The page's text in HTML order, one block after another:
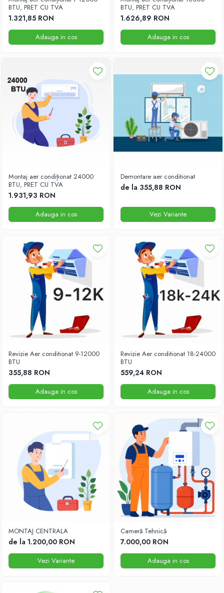
55000 BTU
Telecomenzi
BTU, PRET CU TVA
1.321,85 RON
Adauga in cos
BTU, PRET CU TVA
1.626,89 RON
Adauga in cos
Montaj aer condiționat 24000
BTU, PRET CU TVA
1.931,93 RON
Adauga in cos
Demontare aer conditionat
de la 355,88 RON
Vezi Variante
Revizie Aer conditionat 9-12000
BTU
355,88 RON
Adauga in cos
Revizie Aer conditionat 18-24000
BTU
559,24 RON
Adauga in cos
MONTAJ CENTRALA
de la 1.200,00 RON
Vezi Variante
Cameră Tehnică
7.000,00 RON
Adauga in cos